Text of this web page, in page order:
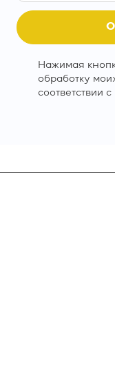
Нажимая
обработку
соответствии с